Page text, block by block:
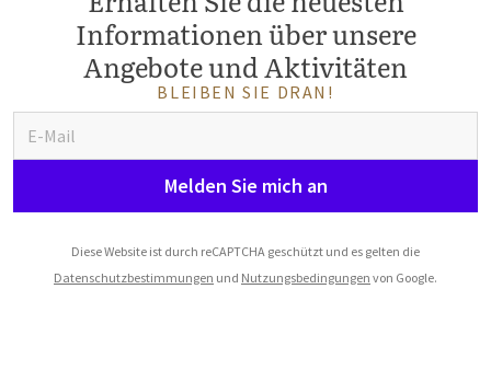
Informationen über unsere
Angebote und Aktivitäten
BLEIBEN SIE DRAN!
Melden Sie mich an
Diese Website ist durch reCAPTCHA geschützt und es gelten die
Datenschutzbestimmungen und Nutzungsbedingungen von Google.